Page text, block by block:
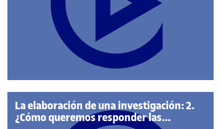
CATEGORÍAS:
La elaboración de una investigación: 2.
¿Cómo queremos responder las...